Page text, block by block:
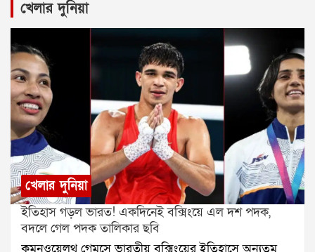
খেলার দুনিয়া
খেলার দুনিয়া
ইতিহাস গড়ল ভারত! একদিনেই বক্সিংয়ে এল দশ পদক,
বদলে গেল পদক তালিকার ছবি